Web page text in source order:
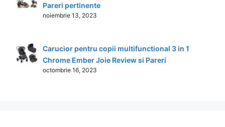
Pareri pertinente
noiembrie 13, 2023
Carucior pentru copii multifunctional 3 in 1
Chrome Ember Joie Review si Pareri
octombrie 16, 2023